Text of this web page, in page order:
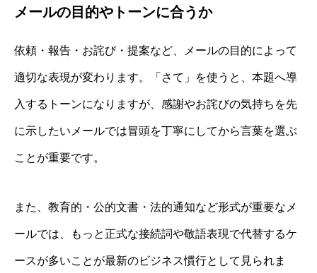
メールの目的やトーンに合うか
依頼・報告・お詫び・提案など、メールの目的によって
適切な表現が変わります。「さて」を使うと、本題へ導
入するトーンになりますが、感謝やお詫びの気持ちを先
に示したいメールでは冒頭を丁寧にしてから言葉を選ぶ
ことが重要です。
また、教育的・公的文書・法的通知など形式が重要なメ
ールでは、もっと正式な接続詞や敬語表現で代替するケ
ースが多いことが最新のビジネス慣行として見られま